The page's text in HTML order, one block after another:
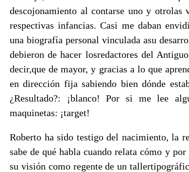
descojonamiento al contarse uno y otrolas
respectivas infancias. Casi me daban
una biografía personal vinculada asu
debieron de hacer losredactores del
decir,que de mayor, y gracias a lo que
en dirección fija sabiendo bien dónde
¿Resultado?: ¡blanco! Por si me lee
maquinetas: ¡target!
Roberto ha sido testigo del nacimiento, la
sabe de qué habla cuando relata cómo y
su visión como regente de un